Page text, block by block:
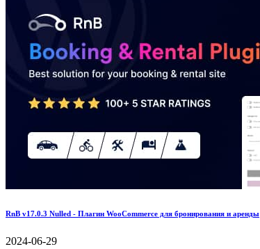
RnB v17.0.3 Nulled - Плагин WooCommerce для бронирования и аренды
2024-06-29